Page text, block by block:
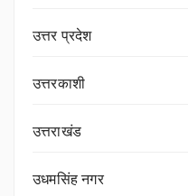
उत्तर प्रदेश
उत्तरकाशी
उत्तराखंड
उधमसिंह नगर